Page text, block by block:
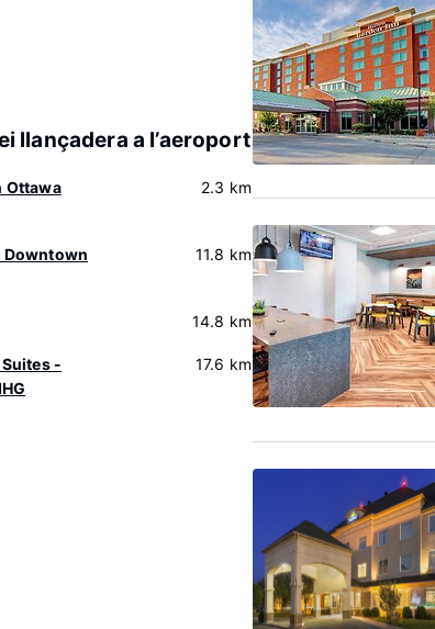
llançadera a l’aeroport
Ottawa
2.3 km
11.8 km
14.8 km
-
17.6 km